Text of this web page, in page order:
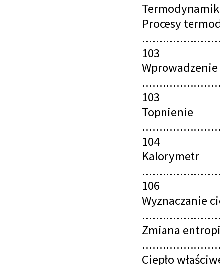
Procesy
103
Wprowadzenie
103
Topnienie
104
Kalorymetr
106
Wyznaczanie
Zmiana
Ciepło